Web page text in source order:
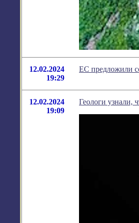
12.02.2024
19:29
ЕС предложили
12.02.2024
19:09
Геологи узнали,